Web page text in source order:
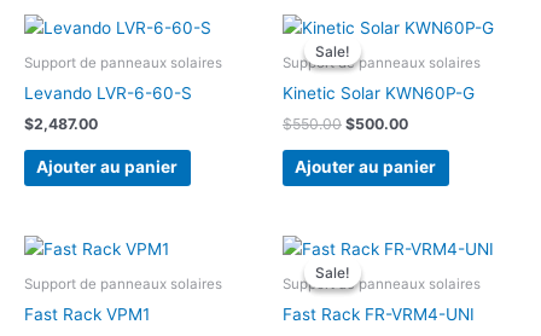
Support de panneaux solaires
Levando LVR-6-60-S
$2,487.00
Ajouter au panier
Sale!
Sale!
Support de panneaux solaires
Kinetic Solar KWN60P-G
$550.00 Le
initial
était :
$500.00Le
actuel
est :
Ajouter au panier
Support de panneaux solaires
Fast Rack VPM1
Sale!
Sale!
Support de panneaux solaires
Fast Rack FR-VRM4-UNI